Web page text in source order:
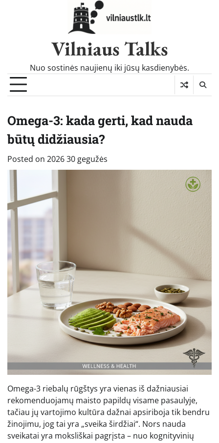
Vilniaus Talks
Nuo sostinės naujienų iki jūsų kasdienybės.
Omega-3: kada gerti, kad nauda
būtų didžiausia?
Posted on 2026 30 gegužės
Omega-3 riebalų rūgštys yra vienas iš dažniausiai
rekomenduojamų maisto papildų visame pasaulyje,
tačiau jų vartojimo kultūra dažnai apsiriboja tik bendru
žinojimu, jog tai yra „sveika širdžiai“. Nors nauda
sveikatai yra moksliškai pagrįsta – nuo kognityvinių